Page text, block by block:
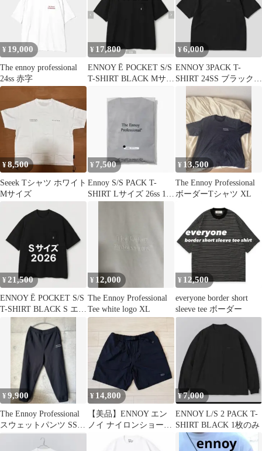
¥ 19,000
The ennoy professional
24ss 赤字
¥ 17,800
ENNOY Ē POCKET S/S
T-SHIRT BLACK Mサイ
¥6,000
ENNOY 3PACK T-
SHIRT 24SS ブラック
¥8,500
Seeek Tシャツ ホワイト
Mサイズ
¥ 7,500
Ennoy S/S PACK T-
SHIRT Lサイズ 26ss 1
¥ 13,500
The Ennoy Professional
ボーダーTシャツ XL
¥21,500
ENNOY Ē POCKET S/S
T-SHIRT BLACK S エン
ノイ
¥ 12,000
The Ennoy Professional
Tee white logo XL
¥ 12,500
everyone border short
sleeve tee ボーダー
¥9,900
The Ennoy Professional
スウェットパンツ SS25
本日最終
¥ 14,800
【美品】ENNOY エン
ノイ ナイロンショーツ
ブラック L SS23 完売品
¥7,000
ENNOY L/S 2 PACK T-
SHIRT BLACK 1枚のみ